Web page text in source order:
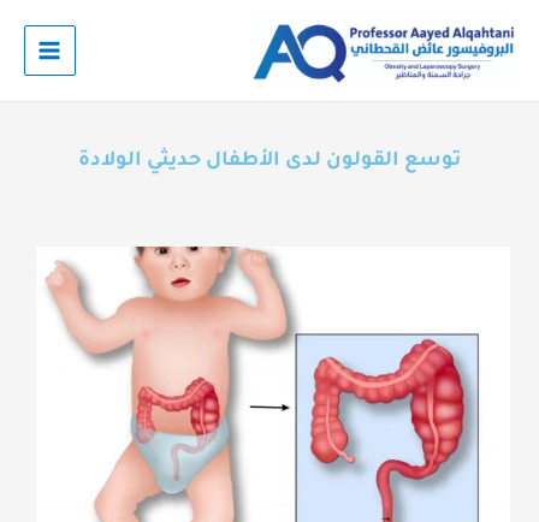
المحتوى
توسع القولون لدى الأطفال حديثي الولادة